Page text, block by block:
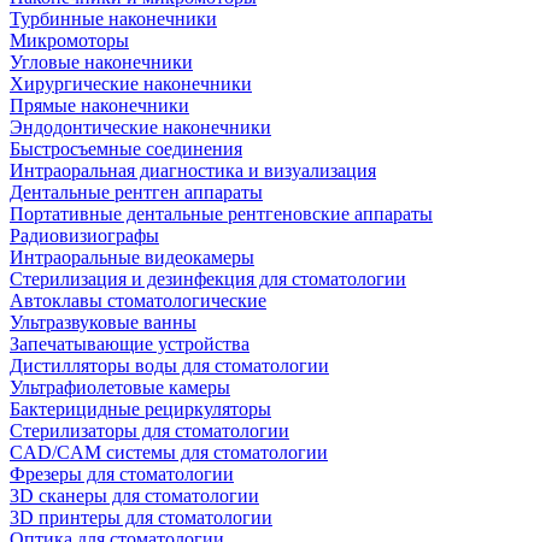
Турбинные наконечники
Микромоторы
Угловые наконечники
Хирургические наконечники
Прямые наконечники
Эндодонтические наконечники
Быстросъемные соединения
Интраоральная диагностика и визуализация
Дентальные рентген аппараты
Портативные дентальные рентгеновские аппараты
Радиовизиографы
Интраоральные видеокамеры
Стерилизация и дезинфекция для стоматологии
Автоклавы стоматологические
Ультразвуковые ванны
Запечатывающие устройства
Дистилляторы воды для стоматологии
Ультрафиолетовые камеры
Бактерицидные рециркуляторы
Стерилизаторы для стоматологии
CAD/CAM системы для стоматологии
Фрезеры для стоматологии
3D cканеры для стоматологии
3D принтеры для стоматологии